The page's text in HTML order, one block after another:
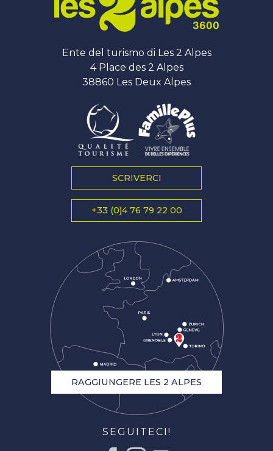
Ente del turismo di Les 2 Alpes
4 Place des 2 Alpes
38860 Les Deux Alpes
SCRIVERCI
+33 (0)4 76 79 22 00
RAGGIUNGERE LES 2 ALPES
SEGUITECI!